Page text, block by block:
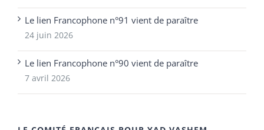
Le lien Francophone n°91 vient de paraître
24 juin 2026
Le lien Francophone n°90 vient de paraître
7 avril 2026